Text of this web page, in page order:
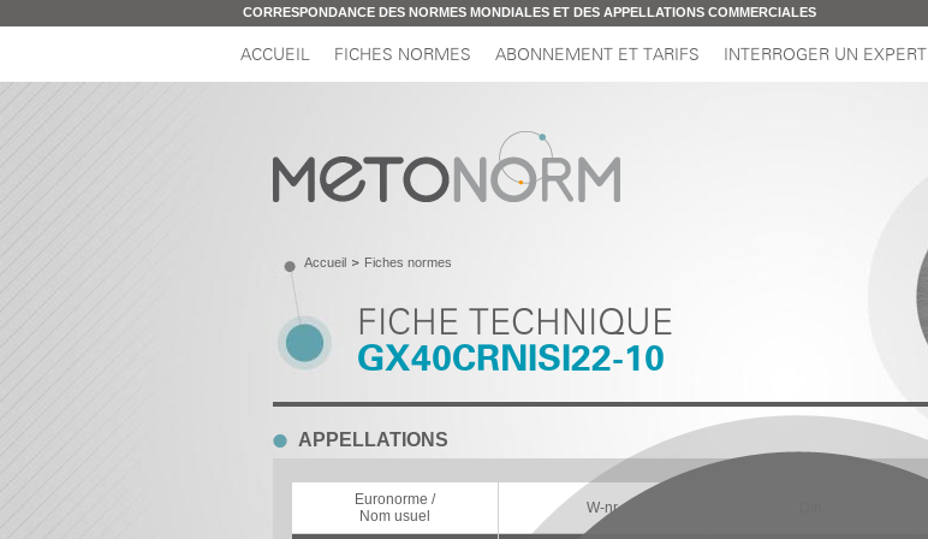
CORRESPONDANCE DES NORMES MONDIALES ET DES APPELLATIONS COMMERCIALES
ACCUEIL FICHES NORMES ABONNEMENT ET TARIFS INTERROGER UN EXPERT
Accueil Fiches normes
FICHE TECHNIQUE
GX40CRNISI22-10
APPELLATIONS
Euronorme /
Nom usuel
W-nr